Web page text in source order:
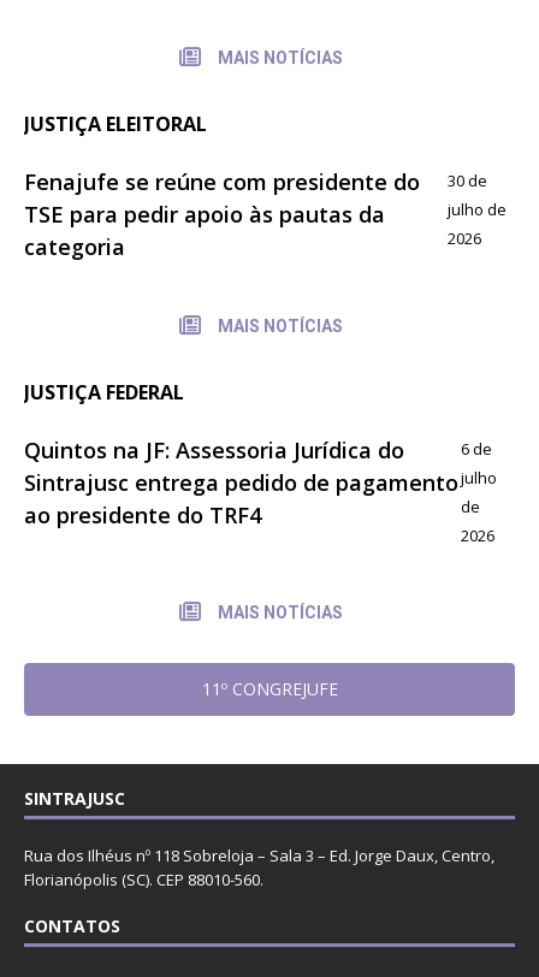
MAIS NOTÍCIAS
JUSTIÇA ELEITORAL
Fenajufe se reúne com presidente do
TSE para pedir apoio às pautas da
categoria
30 de
julho de
2026
MAIS NOTÍCIAS
JUSTIÇA FEDERAL
Quintos na JF: Assessoria Jurídica do
Sintrajusc entrega pedido de pagamento
ao presidente do TRF4
6 de
julho
de
2026
MAIS NOTÍCIAS
11º CONGREJUFE
SINTRAJUSC
Rua dos Ilhéus nº 118 Sobreloja – Sala 3 – Ed. Jorge Daux, Centro,
Florianópolis (SC). CEP 88010-560.
CONTATOS